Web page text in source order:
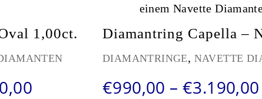
1,00ct.
Preisspanne: €990,00 bis
Diamantring Capella –
DIAMANTRINGE, NAVETTE
€990,00 –€3.190,00